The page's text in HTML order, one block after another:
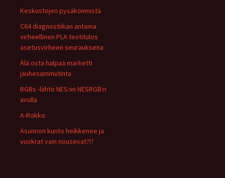
Keskustojen pysäköinnistä
C64 diagnostiikan antama
virheellinen PLA testitulos
asetusvirheen seurauksena
Älä osta halpaa marketti
jauhesammutinta
RGBs -lähtö NES:iin NESRGB:n
avulla
A-Rokko
Asunnon kunto heikkenee ja
vuokrat vain nousevat?!?